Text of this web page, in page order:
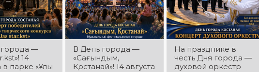
—
14
в парке «Ұлы
В День города —
«Сағындым,
Қостанай»! 14 августа
На празднике в
честь Дня города —
духовой оркестр